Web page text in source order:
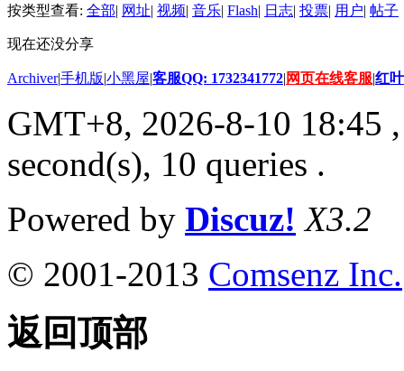
按类型查看: 全部| 网址| 视频| 音乐| Flash| 日志| 投票| 用户| 帖子
现在还没分享
Archiver|手机版|小黑屋|客服QQ: 1732341772| 网页在线客服|红
GMT+8, 2026-8-10 18:45
second(s), 10 queries .
Powered by Discuz! X3.2
© 2001-2013 Comsenz Inc.
返回顶部